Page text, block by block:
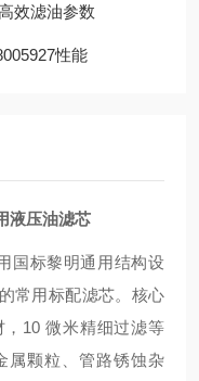
效滤油参数
性能
液压油滤芯
国标黎明通用结构设
常用标配滤芯。核心
10 微米精细过滤等
属颗粒、管路锈蚀杂